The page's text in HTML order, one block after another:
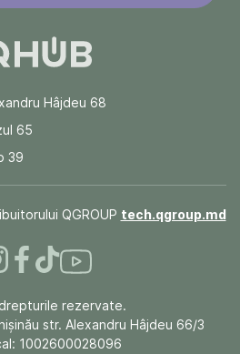
Hâjdeu 68
65
39
QGROUP tech.qgroup.md
rezervate.
str. Alexandru Hâjdeu 66/3
1002600028096